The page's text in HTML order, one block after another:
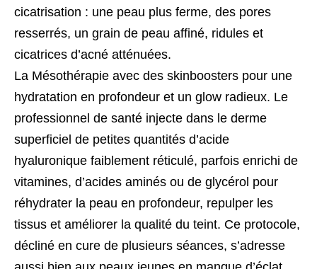
cicatrisation : une peau plus ferme, des pores
resserrés, un grain de peau affiné, ridules et
cicatrices d’acné atténuées.
La Mésothérapie avec des skinboosters pour une
hydratation en profondeur et un glow radieux. Le
professionnel de santé injecte dans le derme
superficiel de petites quantités d’acide
hyaluronique faiblement réticulé, parfois enrichi de
vitamines, d’acides aminés ou de glycérol pour
réhydrater la peau en profondeur, repulper les
tissus et améliorer la qualité du teint. Ce protocole,
décliné en cure de plusieurs séances, s’adresse